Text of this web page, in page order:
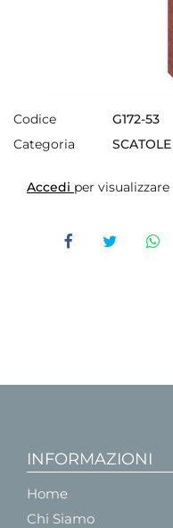
Codice
G172-53
Categoria
Accedi per
INFORMAZIONI
Home
Chi Siamo